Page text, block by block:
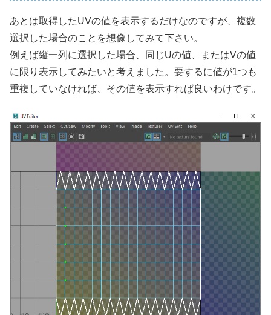
あとは取得したUVの値を表示するだけなのですが、複数
選択した場合のことを想像してみて下さい。
例えば縦一列に選択した場合、同じUの値、またはVの値
に限り表示してみたいと考えました。要するに値が1つも
重複していなければ、その値を表示すれば良いわけです。